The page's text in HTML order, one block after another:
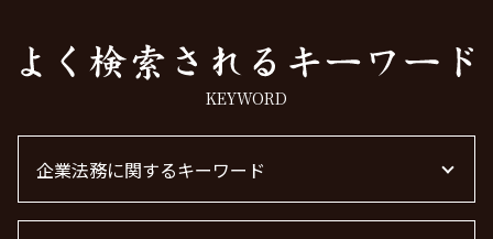
KEYWORD
企業法務に関するキーワード